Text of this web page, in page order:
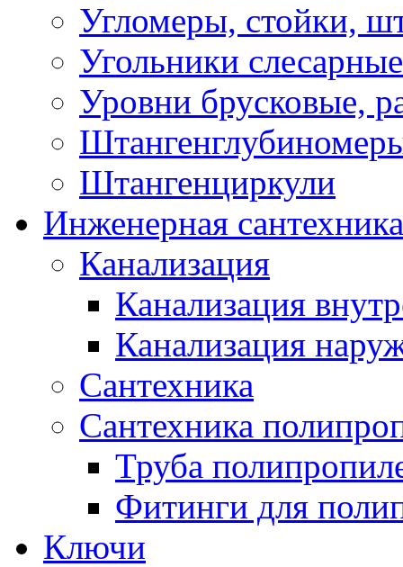
Угломеры, стойки,
Угольники слесарные
Уровни брусковые,
Штангенциркули
Инженерная сантехника
Канализация
Канализация
Канализация
Сантехника
Сантехника
Труба
Фитинги для
Ключи